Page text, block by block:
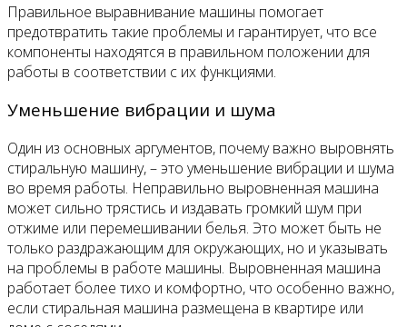
Правильное выравнивание машины помогает
предотвратить такие проблемы и гарантирует, что все
компоненты находятся в правильном положении для
работы в соответствии с их функциями.
Уменьшение вибрации и шума
Один из основных аргументов, почему важно выровнять
стиральную машину, – это уменьшение вибрации и шума
во время работы. Неправильно выровненная машина
может сильно трястись и издавать громкий шум при
отжиме или перемешивании белья. Это может быть не
только раздражающим для окружающих, но и указывать
на проблемы в работе машины. Выровненная машина
работает более тихо и комфортно, что особенно важно,
если стиральная машина размещена в квартире или